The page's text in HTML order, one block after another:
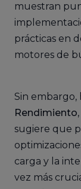
muestran
prácticas en
motores de
Sin embargo,
Rendimiento
sugiere que
carga y la
vez más